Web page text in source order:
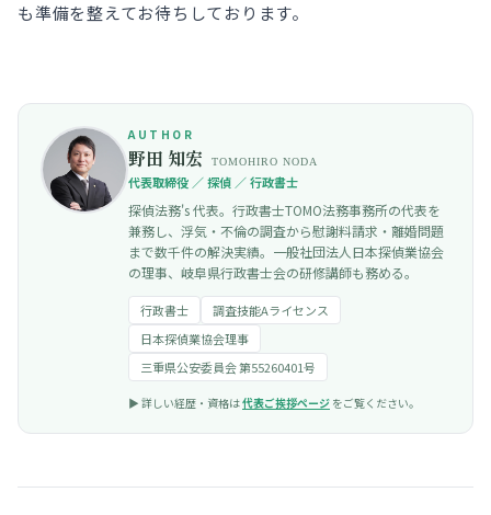
も準備を整えてお待ちしております。
AUTHOR
野田 知宏 TOMOHIRO NODA
代表取締役 ／ 探偵 ／ 行政書士
探偵法務's 代表。行政書士TOMO法務事務所の代表を
兼務し、浮気・不倫の調査から慰謝料請求・離婚問題
まで数千件の解決実績。一般社団法人日本探偵業協会
の理事、岐阜県行政書士会の研修講師も務める。
行政書士
調査技能Aライセンス
日本探偵業協会理事
三重県公安委員会 第55260401号
▶︎ 詳しい経歴・資格は代表ご挨拶ページ をご覧ください。